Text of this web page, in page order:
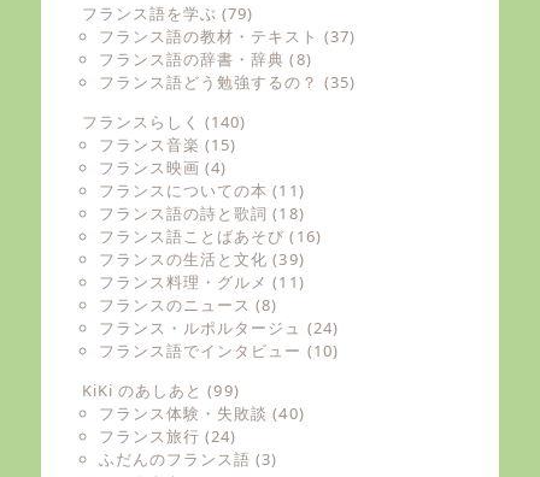
フランス語を学ぶ (79)
フランス語の教材・テキスト (37)
フランス語の辞書・辞典 (8)
フランス語どう勉強するの？ (35)
フランスらしく (140)
フランス音楽 (15)
フランス映画 (4)
フランスについての本 (11)
フランス語の詩と歌詞 (18)
フランス語ことばあそび (16)
フランスの生活と文化 (39)
フランス料理・グルメ (11)
フランスのニュース (8)
フランス・ルポルタージュ (24)
フランス語でインタビュー (10)
KiKi のあしあと (99)
フランス体験・失敗談 (40)
フランス旅行 (24)
ふだんのフランス語 (3)